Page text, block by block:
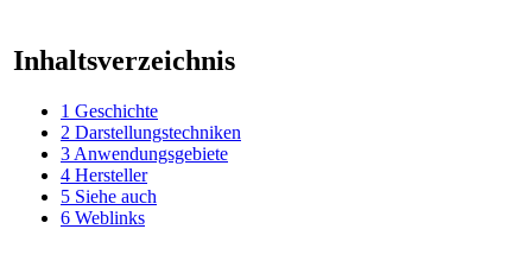
Inhaltsverzeichnis
1 Geschichte
2 Darstellungstechniken
3 Anwendungsgebiete
4 Hersteller
5 Siehe auch
6 Weblinks